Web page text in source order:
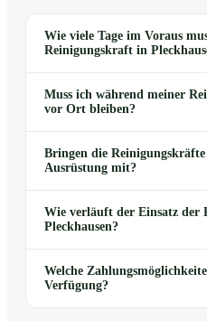
Wie viele Tage im Voraus
Reinigungskraft in
Muss ich während meiner
vor Ort bleiben?
Bringen die
Ausrüstung mit?
Wie verläuft der Einsatz der
Pleckhausen?
Welche
Verfügung?